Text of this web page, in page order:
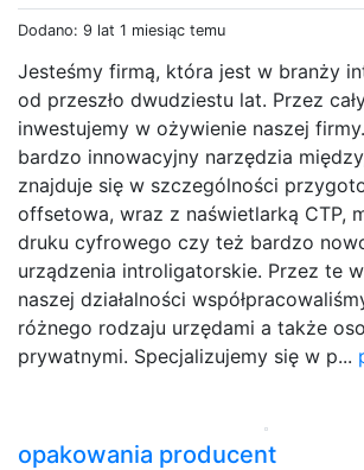
Dodano: 9 lat 1 miesiąc temu
Jesteśmy firmą, która jest w branży
od przeszło dwudziestu lat. Przez
inwestujemy w ożywienie naszej
bardzo innowacyjny narzędzia
znajduje się w szczególności
offsetowa, wraz z naświetlarką CTP,
druku cyfrowego czy też bardzo
urządzenia introligatorskie. Przez te
naszej działalności
różnego rodzaju urzędami a także
prywatnymi. Specjalizujemy się w p...
opakowania producent